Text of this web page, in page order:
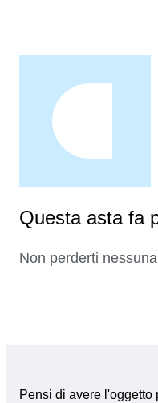
Questa asta fa
Non perderti
Pensi di avere l'oggetto